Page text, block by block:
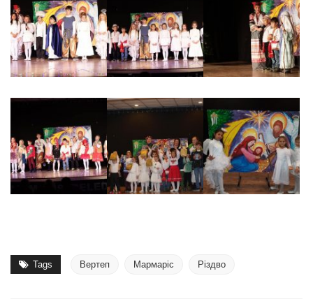
Tags Вертеп Мармаріс Різдво